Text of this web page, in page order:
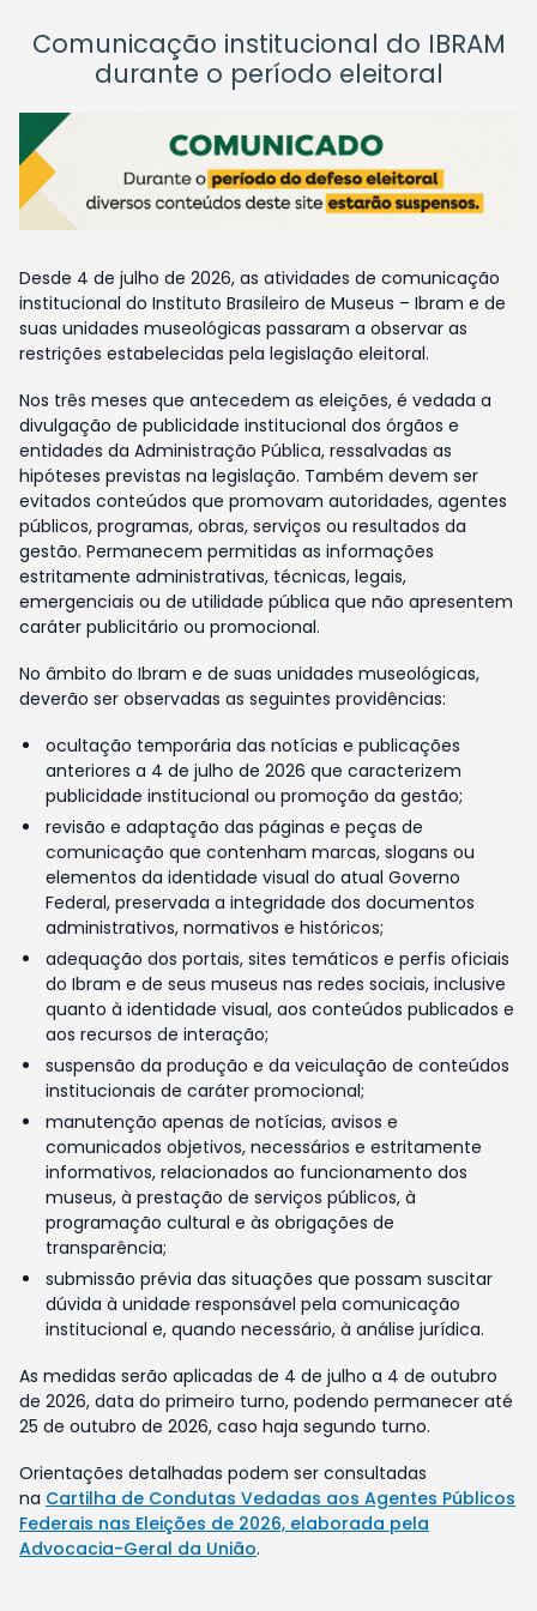
Comunicação institucional do IBRAM
durante o período eleitoral
Desde 4 de julho de 2026, as atividades de comunicação
institucional do Instituto Brasileiro de Museus – Ibram e de
suas unidades museológicas passaram a observar as
restrições estabelecidas pela legislação eleitoral.
Nos três meses que antecedem as eleições, é vedada a
divulgação de publicidade institucional dos órgãos e
entidades da Administração Pública, ressalvadas as
hipóteses previstas na legislação. Também devem ser
evitados conteúdos que promovam autoridades, agentes
públicos, programas, obras, serviços ou resultados da
gestão. Permanecem permitidas as informações
estritamente administrativas, técnicas, legais,
emergenciais ou de utilidade pública que não apresentem
caráter publicitário ou promocional.
No âmbito do Ibram e de suas unidades museológicas,
deverão ser observadas as seguintes providências:
ocultação temporária das notícias e publicações
anteriores a 4 de julho de 2026 que caracterizem
publicidade institucional ou promoção da gestão;
revisão e adaptação das páginas e peças de
comunicação que contenham marcas, slogans ou
elementos da identidade visual do atual Governo
Federal, preservada a integridade dos documentos
administrativos, normativos e históricos;
adequação dos portais, sites temáticos e perfis oficiais
do Ibram e de seus museus nas redes sociais, inclusive
quanto à identidade visual, aos conteúdos publicados e
aos recursos de interação;
suspensão da produção e da veiculação de conteúdos
institucionais de caráter promocional;
manutenção apenas de notícias, avisos e
comunicados objetivos, necessários e estritamente
informativos, relacionados ao funcionamento dos
museus, à prestação de serviços públicos, à
programação cultural e às obrigações de
transparência;
submissão prévia das situações que possam suscitar
dúvida à unidade responsável pela comunicação
institucional e, quando necessário, à análise jurídica.
As medidas serão aplicadas de 4 de julho a 4 de outubro
de 2026, data do primeiro turno, podendo permanecer até
25 de outubro de 2026, caso haja segundo turno.
Orientações detalhadas podem ser consultadas
na Cartilha de Condutas Vedadas aos Agentes Públicos
Federais nas Eleições de 2026, elaborada pela
Advocacia-Geral da União.